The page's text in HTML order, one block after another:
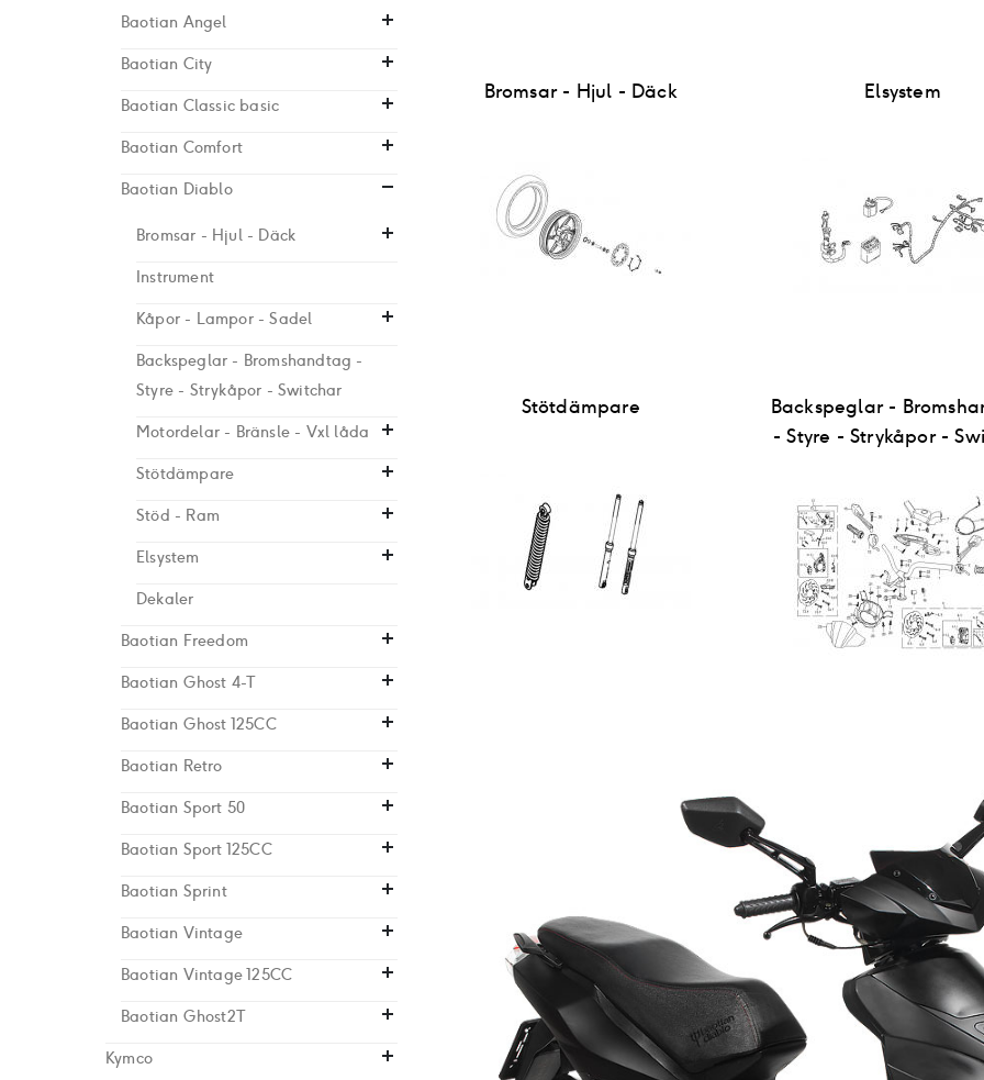
Bromsar - Hjul - Däck Elsystem
Stötdämpare
Backspeglar -
- Styre - Strykåpor -
Baotian Angel
Baotian City
Baotian Classic basic
Baotian Comfort
Baotian Diablo
Bromsar - Hjul - Däck
Instrument
Kåpor - Lampor - Sadel
Backspeglar - Bromshandtag -
Styre - Strykåpor - Switchar
Motordelar - Bränsle - Vxl låda
Stötdämpare
Stöd - Ram
Elsystem
Dekaler
Baotian Freedom
Baotian Ghost 4-T
Baotian Ghost 125CC
Baotian Retro
Baotian Sport 50
Baotian Sport 125CC
Baotian Sprint
Baotian Vintage
Baotian Vintage 125CC
Baotian Ghost2T
Kymco